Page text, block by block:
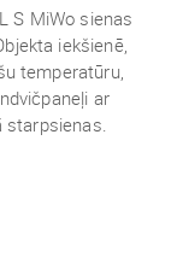
S MiWo sienas
iekšienē,
temperatūru,
ar
starpsienas.